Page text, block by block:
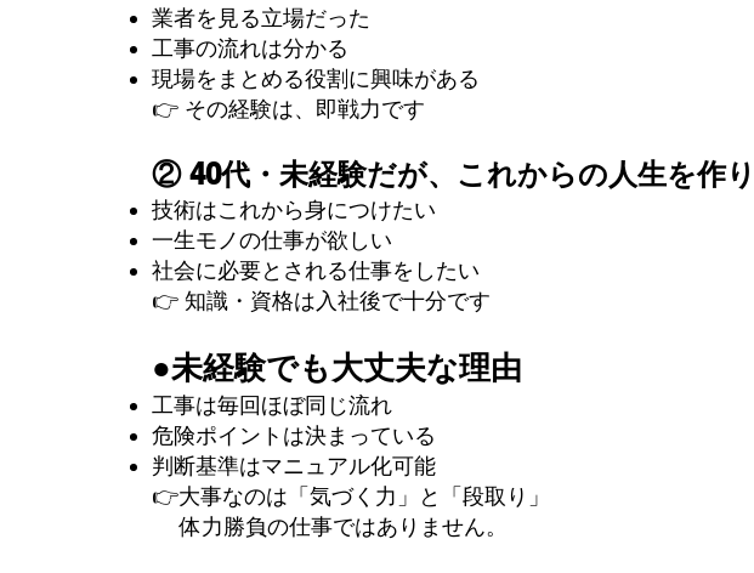
業者を見る立場だった
工事の流れは分かる
現場をまとめる役割に興味がある
👉 その経験は、即戦力です
② 40代・未経験だが、これからの人生を作
技術はこれから身につけたい
一生モノの仕事が欲しい
社会に必要とされる仕事をしたい
👉 知識・資格は入社後で十分です
●未経験でも大丈夫な理由
工事は毎回ほぼ同じ流れ
危険ポイントは決まっている
判断基準はマニュアル化可能
👉大事なのは「気づく力」と「段取り」
体力勝負の仕事ではありません。